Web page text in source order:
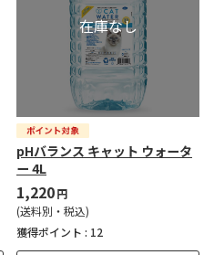
pHバランス キャット ウォータ
ー 4L
1,220円
(送料別・税込)
獲得ポイント : 12